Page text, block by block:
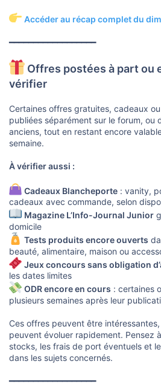
Accéder au récap complet du
━━━━━━━━━━━━━━━━━━
Offres postées à part ou
vérifier
Certaines offres gratuites, cadeaux
publiées séparément sur le forum, ou
anciens, tout en restant encore
semaine.
À vérifier aussi :
Cadeaux Blancheporte: vanity,
cadeaux avec commande, selon
Magazine L’Info-Journal Junior
domicile
Tests produits encore ouverts
beauté, alimentaire, maison ou
Jeux concours sans obligation
les dates limites
ODR encore en cours : certaines
plusieurs semaines après leur
Ces offres peuvent être
peuvent évoluer rapidement. Pensez
stocks, les frais de port éventuels et
dans les sujets concernés.
━━━━━━━━━━━━━━━━━━